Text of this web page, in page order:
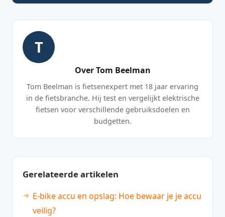
T
Over Tom Beelman
Tom Beelman is fietsenexpert met 18 jaar ervaring
in de fietsbranche. Hij test en vergelijkt elektrische
fietsen voor verschillende gebruiksdoelen en
budgetten.
Gerelateerde artikelen
E-bike accu en opslag: Hoe bewaar je je accu
veilig?